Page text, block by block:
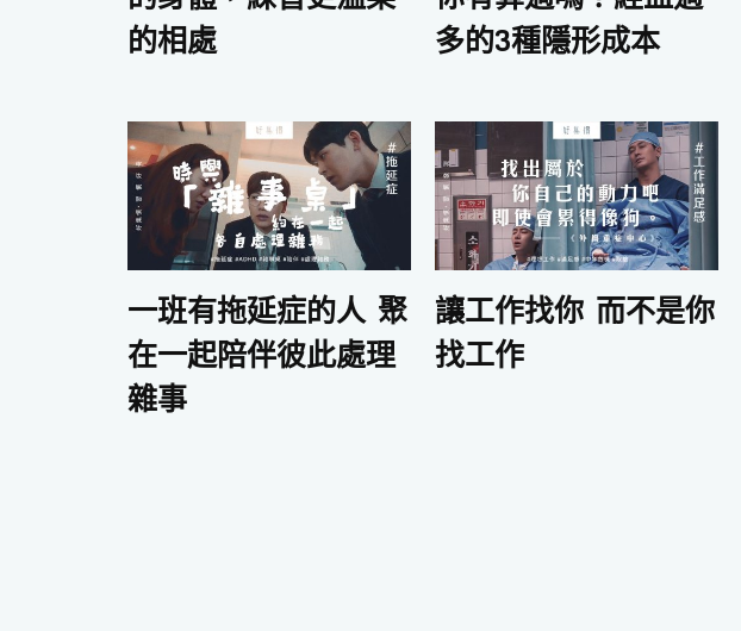
的相處
多的3種隱形成本
一班有拖延症的人 聚
在一起陪伴彼此處理
雜事
讓工作找你 而不是你
找工作